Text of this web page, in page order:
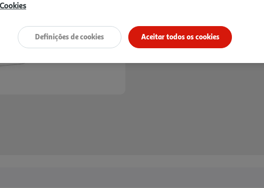
Cookies
Aceitar todos os cookies
Definições de cookies